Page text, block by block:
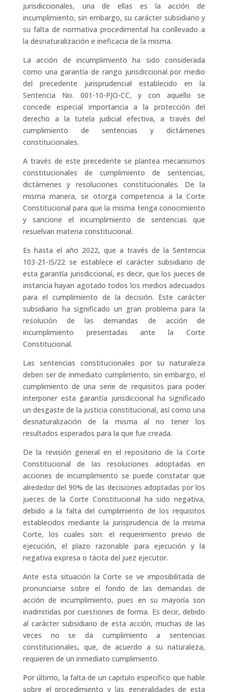
jurisdiccionales, una de ellas es la acción de
incumplimiento, sin embargo, su carácter subsidiario y
su falta de normativa procedimental ha conllevado a
la desnaturalización e ineficacia de la misma.
La acción de incumplimiento ha sido considerada
como una garantía de rango jurisdiccional por medio
del precedente jurisprudencial establecido en la
Sentencia No. 001-10-PJO-CC, y con aquello se
concede especial importancia a la protección del
derecho a la tutela judicial efectiva, a través del
cumplimiento de sentencias y dictámenes
constitucionales.
A través de este precedente se plantea mecanismos
constitucionales de cumplimiento de sentencias,
dictámenes y resoluciones constitucionales. De la
misma manera, se otorga competencia a la Corte
Constitucional para que la misma tenga conocimiento
y sancione el incumplimiento de sentencias que
resuelvan materia constitucional.
Es hasta el año 2022, que a través de la Sentencia
103-21-IS/22 se establece el carácter subsidiario de
esta garantía jurisdiccional, es decir, que los jueces de
instancia hayan agotado todos los medios adecuados
para el cumplimiento de la decisión. Este carácter
subsidiario ha significado un gran problema para la
resolución de las demandas de acción de
incumplimiento presentadas ante la Corte
Constitucional.
Las sentencias constitucionales por su naturaleza
deben ser de inmediato cumplimento, sin embargo, el
cumplimiento de una serie de requisitos para poder
interponer esta garantía jurisdiccional ha significado
un desgaste de la justicia constitucional, así como una
desnaturalización de la misma al no tener los
resultados esperados para la que fue creada.
De la revisión general en el repositorio de la Corte
Constitucional de las resoluciones adoptadas en
acciones de incumplimiento se puede constatar que
alrededor del 90% de las decisiones adoptadas por los
jueces de la Corte Constitucional ha sido negativa,
debido a la falta del cumplimiento de los requisitos
establecidos mediante la jurisprudencia de la misma
Corte, los cuales son: el requerimiento previo de
ejecución, el plazo razonable para ejecución y la
negativa expresa o tácita del juez ejecutor.
Ante esta situación la Corte se ve imposibilitada de
pronunciarse sobre el fondo de las demandas de
acción de incumplimiento, pues en su mayoría son
inadmitidas por cuestiones de forma. Es decir, debido
al carácter subsidiario de esta acción, muchas de las
veces no se da cumplimiento a sentencias
constitucionales, que, de acuerdo a su naturaleza,
requieren de un inmediato cumplimiento.
Por último, la falta de un capitulo especifico que hable
sobre el procedimiento y las generalidades de esta